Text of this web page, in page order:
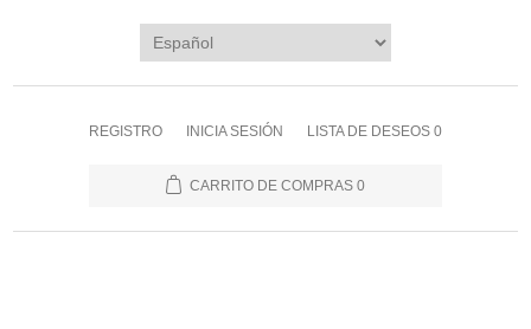
REGISTRO INICIA SESIÓN LISTA DE DESEOS 0
CARRITO DE COMPRAS 0